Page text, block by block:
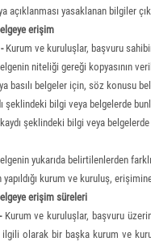
açıklanması yasaklanan bilgiler
erişim
Kurum ve kuruluşlar, başvuru
niteliği gereği kopyasının
basılı belgeler için, söz konusu
şeklindeki bilgi veya belgelerde
şeklindeki bilgi veya
yukarıda belirtilenlerden
yapıldığı kurum ve kuruluş,
erişim süreleri
Kurum ve kuruluşlar, başvuru
ilgili olarak bir başka kurum ve